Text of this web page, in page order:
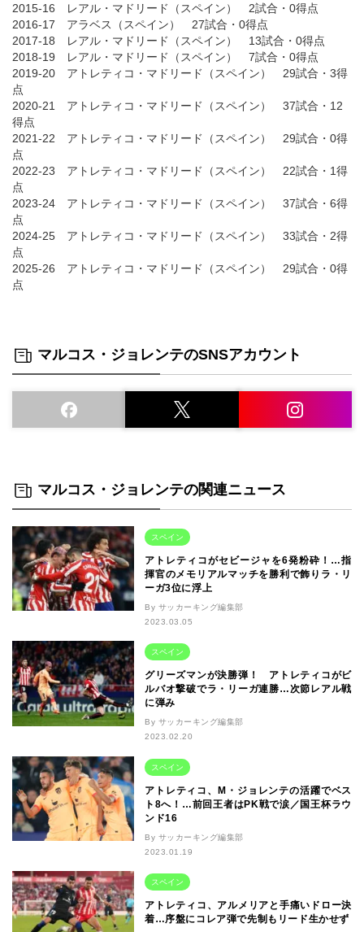
2015-16 レアル・マドリード（スペイン） 2試合・0得点
2016-17 アラベス（スペイン） 27試合・0得点
2017-18 レアル・マドリード（スペイン） 13試合・0得点
2018-19 レアル・マドリード（スペイン） 7試合・0得点
2019-20 アトレティコ・マドリード（スペイン） 29試合・3得
点
2020-21 アトレティコ・マドリード（スペイン） 37試合・12
得点
2021-22 アトレティコ・マドリード（スペイン） 29試合・0得
点
2022-23 アトレティコ・マドリード（スペイン） 22試合・1得
点
2023-24 アトレティコ・マドリード（スペイン） 37試合・6得
点
2024-25 アトレティコ・マドリード（スペイン） 33試合・2得
点
2025-26 アトレティコ・マドリード（スペイン） 29試合・0得
点
マルコス・ジョレンテのSNSアカウント
マルコス・ジョレンテの関連ニュース
スペイン
アトレティコがセビージャを6発粉砕！…指
揮官のメモリアルマッチを勝利で飾りラ・リ
ーガ3位に浮上
By サッカーキング編集部
2023.03.05
スペイン
グリーズマンが決勝弾！ アトレティコがビ
ルバオ撃破でラ・リーガ連勝…次節レアル戦
に弾み
By サッカーキング編集部
2023.02.20
スペイン
アトレティコ、M・ジョレンテの活躍でベス
ト8へ！…前回王者はPK戦で涙／国王杯ラウ
ンド16
By サッカーキング編集部
2023.01.19
スペイン
アトレティコ、アルメリアと手痛いドロー決
着…序盤にコレア弾で先制もリード生かせず